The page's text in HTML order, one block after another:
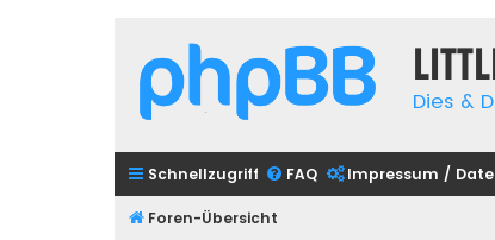
Dies &
Schnellzugriff FAQ Impressum /
Foren-Übersicht